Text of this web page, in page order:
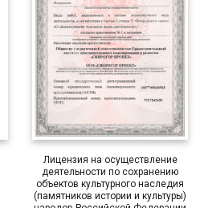
Лицензия на осуществление
деятельности по сохранению
объектов культурного наследия
(памятников истории и культуры)